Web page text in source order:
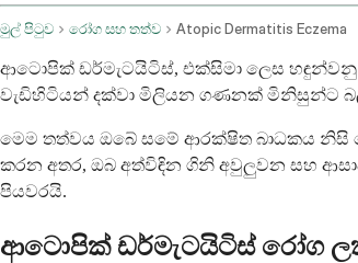
මුල් පිටුව රෝග සහ තත්ව Atopic Dermatitis Eczema
ආටොපික් ඩර්මැටයිටිස්, එක්සිමා ලෙස
වැඩිහිටියන් දක්වා මිලියන ගණනක් මිනිසුන්ට
මෙම තත්වය ඔබේ සමේ ආරක්ෂිත බාධකය නිසි
කරන අතර, ඔබ අත්විඳින ගිනි අවුලුවන සහ
පියවරයි.
ආටොපික් ඩර්මැටයිටිස් රෝග